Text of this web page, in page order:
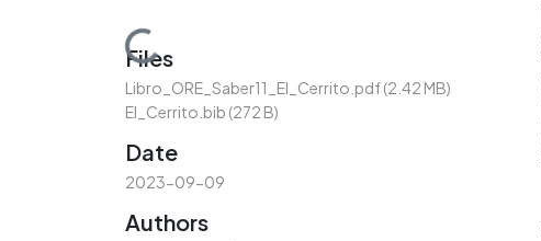
Loading...
Files
Libro_ORE_Saber11_El_Cerrito.pdf(2.42 MB)
El_Cerrito.bib (272 B)
Date
2023-09-09
Authors